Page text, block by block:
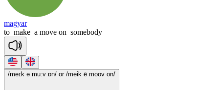
magyar
to make a move on somebody
/meɪk ə mu:v ɒn/ or /meik ē moov on/